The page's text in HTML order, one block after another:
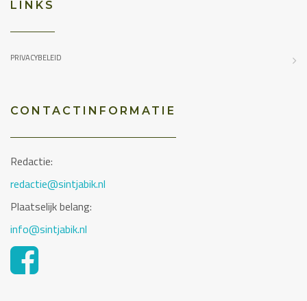
LINKS
PRIVACYBELEID
CONTACTINFORMATIE
Redactie:
redactie@sintjabik.nl
Plaatselijk belang:
info@sintjabik.nl